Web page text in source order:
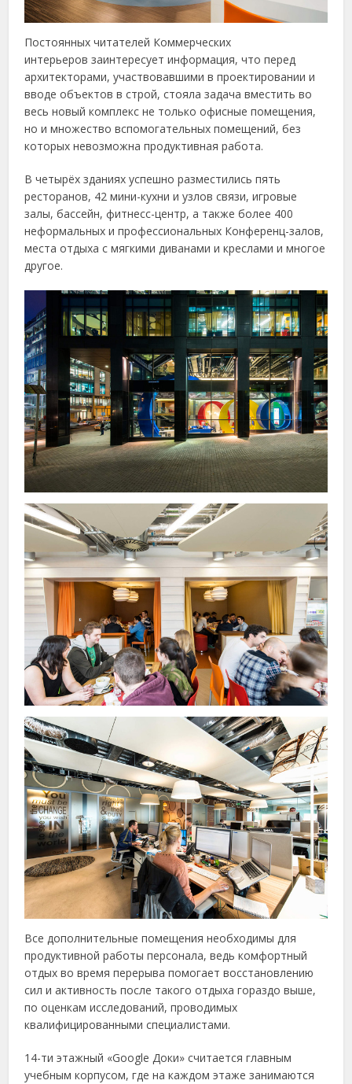
Постоянных читателей Коммерческих
интерьеров заинтересует информация, что перед
архитекторами, участвовавшими в проектировании и
вводе объектов в строй, стояла задача вместить во
весь новый комплекс не только офисные помещения,
но и множество вспомогательных помещений, без
которых невозможна продуктивная работа.
В четырёх зданиях успешно разместились пять
ресторанов, 42 мини-кухни и узлов связи, игровые
залы, бассейн, фитнесс-центр, а также более 400
неформальных и профессиональных Конференц-залов,
места отдыха с мягкими диванами и креслами и многое
другое.
Все дополнительные помещения необходимы для
продуктивной работы персонала, ведь комфортный
отдых во время перерыва помогает восстановлению
сил и активность после такого отдыха гораздо выше,
по оценкам исследований, проводимых
квалифицированными специалистами.
14-ти этажный «Google Доки» считается главным
учебным корпусом, где на каждом этаже занимаются